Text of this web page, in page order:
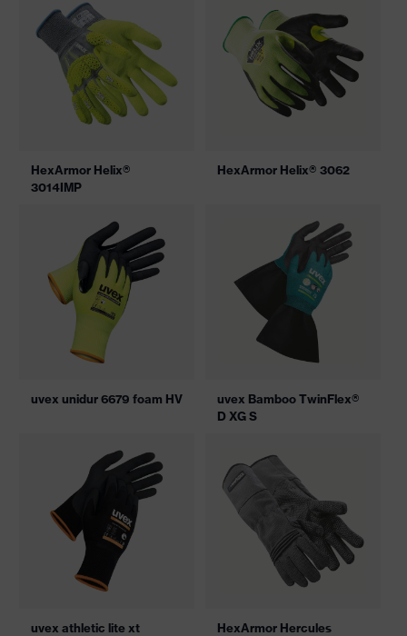
HexArmor Helix®
3014IMP
HexArmor Helix® 3062
uvex unidur 6679 foam HV
uvex Bamboo TwinFlex®
D XG S
uvex athletic lite xt
HexArmor Hercules